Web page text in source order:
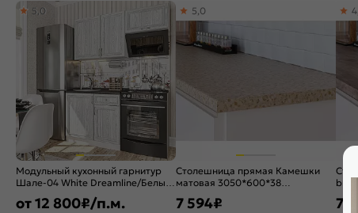
Назначение:
Расположение:
Прямые
Модульный кухонный гарнитур
Шале-04 White Dreamline/Белый
5,0
от12 800₽/п.м.
Столешница прямая Камешки
матовая 3050*600*38
5,0
7 594₽ 7